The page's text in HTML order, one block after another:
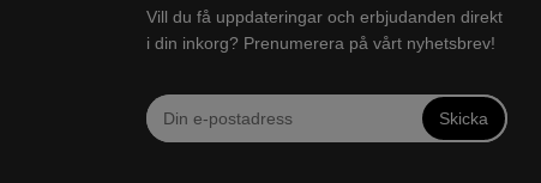
Vill du få uppdateringar och erbjudanden direkt
i din inkorg? Prenumerera på vårt nyhetsbrev!
Skicka